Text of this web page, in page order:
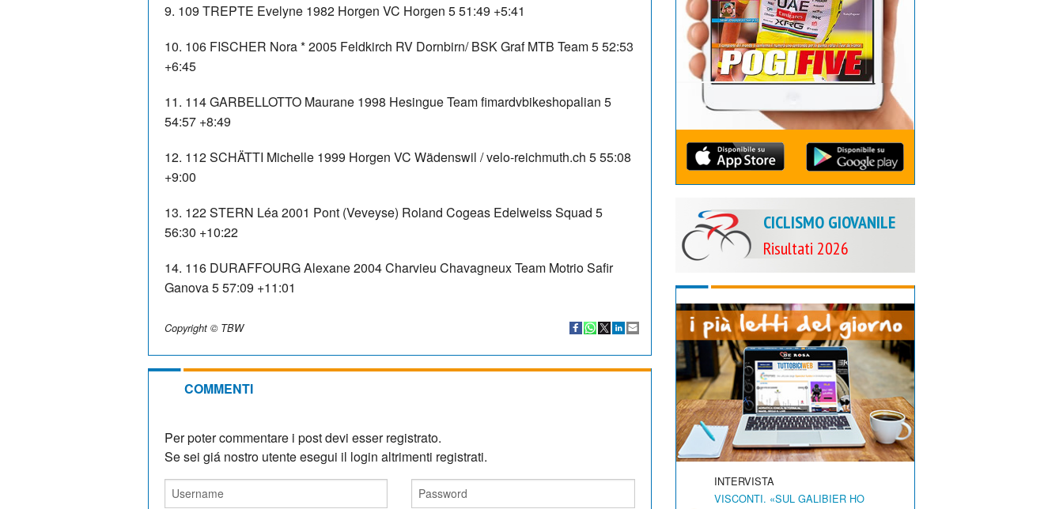
9. 109 TREPTE Evelyne 1982 Horgen VC Horgen 5 51:49 +5:41
10. 106 FISCHER Nora * 2005 Feldkirch RV Dornbirn/ BSK Graf MTB Team 5 52:53
+6:45
11. 114 GARBELLOTTO Maurane 1998 Hesingue Team fimardvbikeshopalian 5
54:57 +8:49
12. 112 SCHÄTTI Michelle 1999 Horgen VC Wädenswil / velo-reichmuth.ch 5 55:08
+9:00
13. 122 STERN Léa 2001 Pont (Veveyse) Roland Cogeas Edelweiss Squad 5
56:30 +10:22
14. 116 DURAFFOURG Alexane 2004 Charvieu Chavagneux Team Motrio Safir
Ganova 5 57:09 +11:01
Copyright © TBW
COMMENTI
Per poter commentare i post devi esser registrato.
Se sei giá nostro utente esegui il login altrimenti registrati.
CICLISMO GIOVANILE
Risultati 2026
INTERVISTA
VISCONTI. «SUL GALIBIER HO